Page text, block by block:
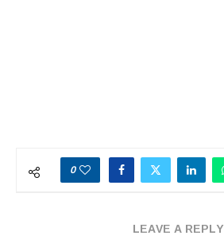
0
LEAVE A REPLY